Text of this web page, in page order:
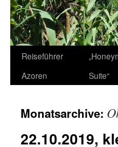
Zum
Inhalt
Reiseführer
Azoren
Suite“
Monatsarchive:
22.10.2019,